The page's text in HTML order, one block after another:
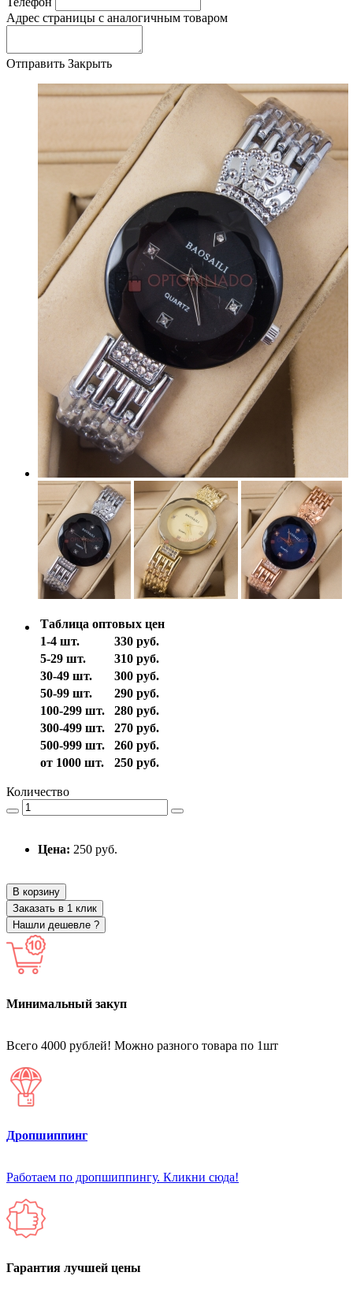
Адрес страницы с аналогичным товаром
Отправить Закрыть
Таблица оптовых цен
1-4 шт.
330 руб.
5-29 шт.
310 руб.
30-49 шт.
300 руб.
50-99 шт.
290 руб.
100-299 шт.
280 руб.
300-499 шт.
270 руб.
500-999 шт.
260 руб.
от 1000 шт.
250 руб.
Количество
Цена: 250 руб.
В корзину
Заказать в 1 клик
Нашли дешевле ?
Минимальный закуп
Всего 4000 рублей! Можно разного товара по 1шт
Дропшиппинг
Работаем по дропшиппингу. Кликни сюда!
Гарантия лучшей цены